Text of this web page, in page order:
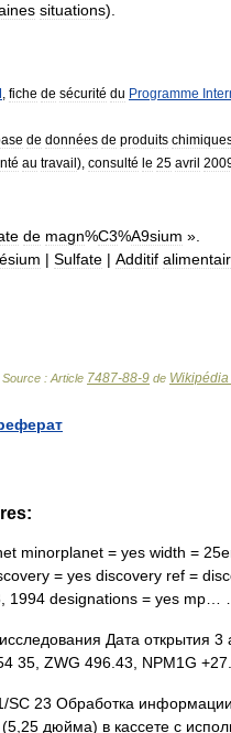
situations).
, fiche de sécurité du Programme
de données de produits
au travail ), consulté le 25 avril
de magn%C3%A9sium ».
| Sulfate | Additif
. Source : Article 7487-88-9 de
minorplanet = yes width =
= yes discovery ref =
1994 designations = yes
Дата открытия
35, ZWG 496.43, NPM1G
SC 23 Обработка
дюйма) в кассете с